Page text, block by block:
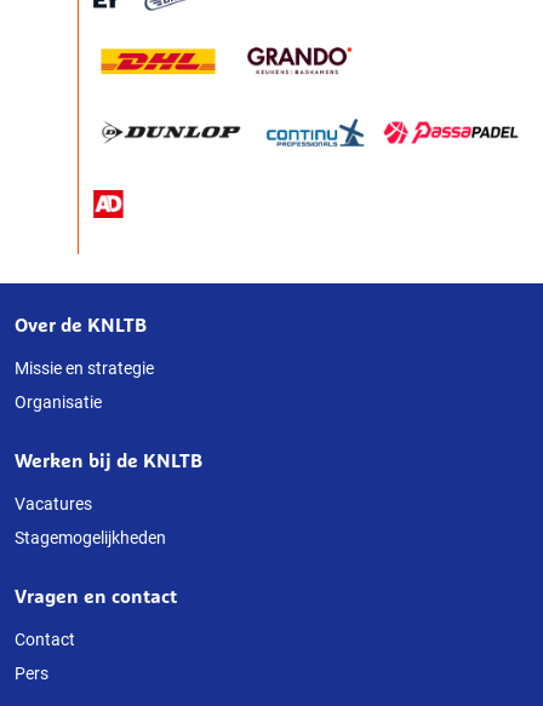
Over
deze
website
Over de KNLTB
Missie en strategie
Organisatie
Werken bij de KNLTB
Vacatures
Stagemogelijkheden
Vragen en contact
Contact
Pers